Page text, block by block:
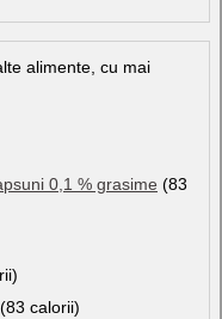
alimente, cu mai
0,1 % grasime (83
(83 calorii)